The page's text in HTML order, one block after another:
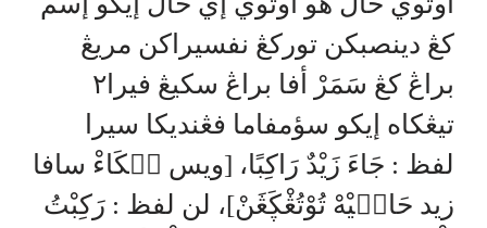
كڠ دينصبكن توركڠ نفسيراكن مريڠ
براڠ كڠ سَمَرْ أفا براڠ سكيڠ فيرا٢
تيڠكاه إيكو سؤمفاما فڠنديكا سيرا
لفظ : جَاءَ زَيْدٌ رَاكِبًا، [ويس تۤكَاءْ سافا
زيد حَالۤيْهْ تُوْتُڠْڮَڠَنْ]، لن لفظ : رَكِبْتُ